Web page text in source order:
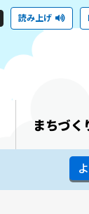
読み上げ
まちづく